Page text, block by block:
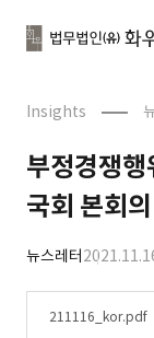
Insights
부정경쟁
국회 본회
뉴스레터
211116_kor.pdf